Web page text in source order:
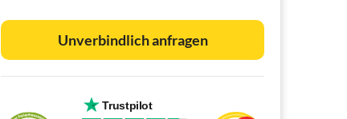
Unverbindlich anfragen